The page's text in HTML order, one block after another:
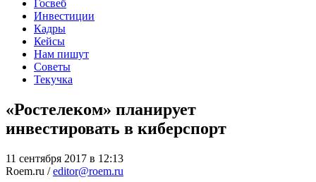
Госвеб
Инвестиции
Кадры
Кейсы
Нам пишут
Советы
Текучка
«Ростелеком» планирует
инвестировать в киберспорт
11 сентября 2017 в 12:13
Roem.ru /editor@roem.ru